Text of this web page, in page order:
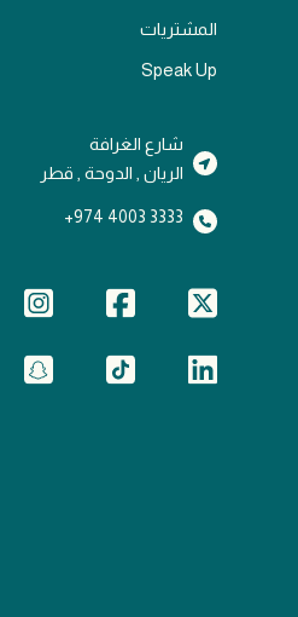
المشتريات
Speak Up
شارع الغرافة
الريان , الدوحة , قطر
3333 4003 974+